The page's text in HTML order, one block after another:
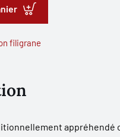
filigrane
appréhendé